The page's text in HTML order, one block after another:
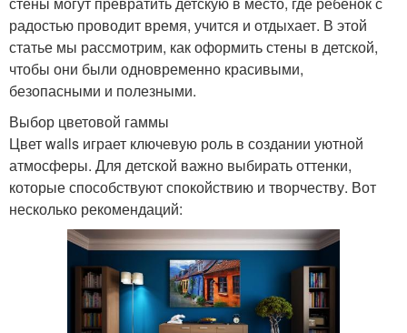
радостью проводит время, учится и отдыхает. В этой
статье мы рассмотрим, как оформить стены в детской,
чтобы они были одновременно красивыми,
безопасными и полезными.
Выбор цветовой гаммы
Цвет walls играет ключевую роль в создании уютной
атмосферы. Для детской важно выбирать оттенки,
которые способствуют спокойствию и творчеству. Вот
несколько рекомендаций: